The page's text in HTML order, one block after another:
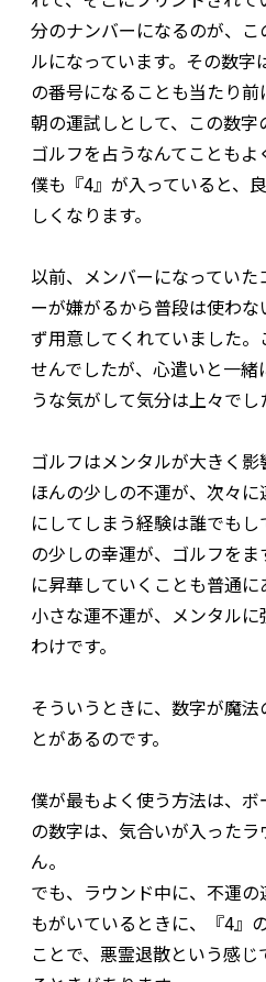
分のナンバーになるのが、
ルになっています。その数字
の番号になることも当たり前
朝の運試しとして、この数
ゴルフを占うなんてこともよ
僕も『4』が入っていると、
しくなります。
以前、メンバーになってい
ーが嫌がるから普段は使わ
ず用意してくれていました
せんでしたが、心遣いと一
うな気がして気分は上々でし
ゴルフはメンタルが大きく影
ほんの少しの不運が、次々
にしてしまう経験は誰でも
の少しの幸運が、ゴルフを
に昇華していくことも普通に
小さな運不運が、メンタル
わけです。
そういうときに、数字が魔
とがあるのです。
僕が最もよく使う方法は、ボ
の数字は、気合いが入った
ん。
でも、ラウンド中に、不運の
もがいているときに、『4』
ことで、悪霊退散という感